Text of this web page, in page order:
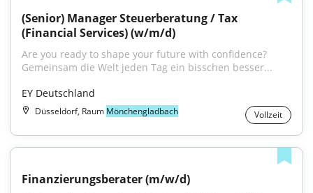
(Senior) Manager Steuerberatung / Tax
(Financial Services) (w/m/d)
Are you ready to shape your future with confidence?
Gemeinsam die Welt jeden Tag ein bisschen besser...
EY Deutschland
Düsseldorf, Raum Mönchengladbach Vollzeit
Finanzierungsberater (m/w/d)